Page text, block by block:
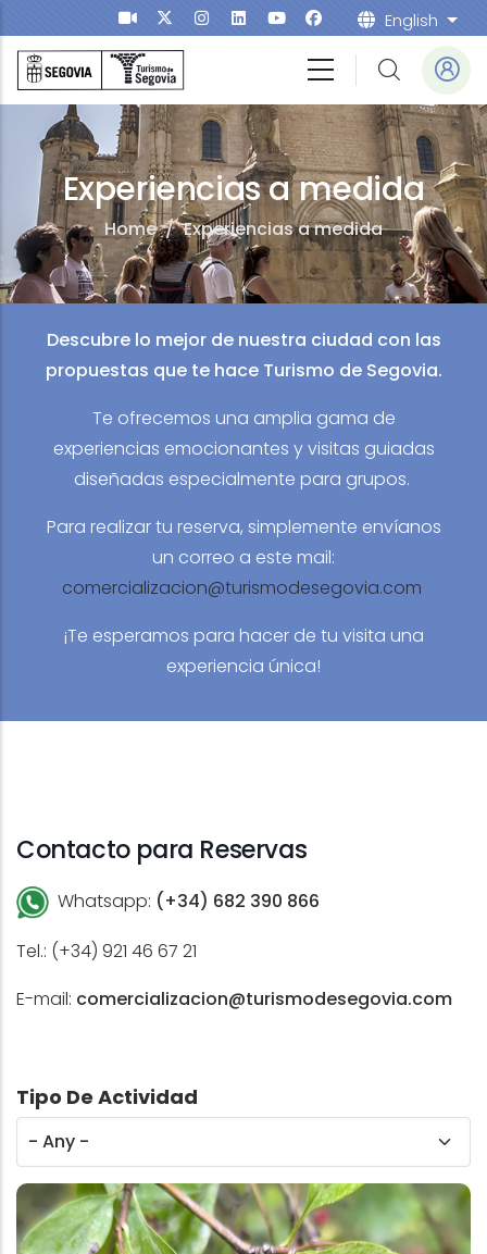
Skip to main content English List
Experiencias a medida
Home/ Experiencias a medida
Descubre lo mejor de nuestra ciudad con las
propuestas que te hace Turismo de Segovia.
Te ofrecemos una amplia gama de
experiencias emocionantes y visitas guiadas
diseñadas especialmente para grupos.
Para realizar tu reserva, simplemente envíanos
un correo a este mail:
comercializacion@turismodesegovia.com
¡Te esperamos para hacer de tu visita una
experiencia única!
Contacto para Reservas
Whatsapp: (+34) 682 390 866
Tel.: (+34) 921 46 67 21
E-mail: comercializacion@turismodesegovia.com
Tipo De Actividad